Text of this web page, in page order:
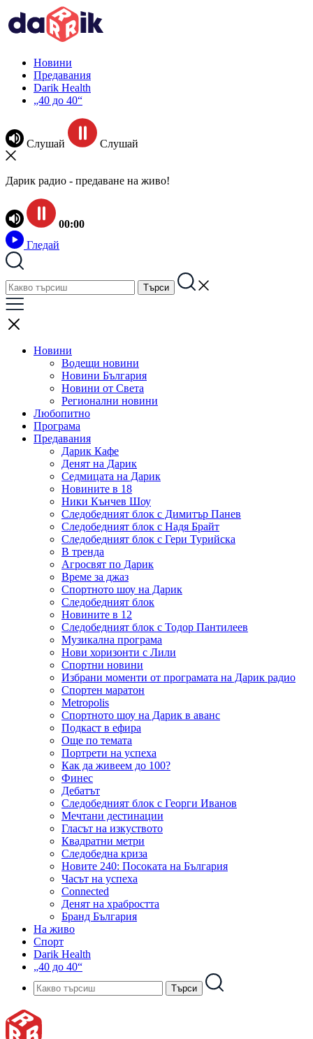
Новини
Предавания
Darik Health
„40 до 40“
Слушай Слушай
Дарик радио - предаване на живо!
00:00
Гледай
Новини
Водещи новини
Новини България
Новини от Света
Регионални новини
Любопитно
Програма
Предавания
Дарик Кафе
Денят на Дарик
Седмицата на Дарик
Новините в 18
Ники Кънчев Шоу
Следобедният блок с Димитър Панев
Следобедният блок с Надя Брайт
Следобедният блок с Гери Турийска
В тренда
Агросвят по Дарик
Време за джаз
Спортното шоу на Дарик
Следобедният блок
Новините в 12
Следобедният блок с Тодор Пантилеев
Музикална програма
Нови хоризонти с Лили
Спортни новини
Избрани моменти от програмата на Дарик радио
Спортен маратон
Metropolis
Спортното шоу на Дарик в аванс
Подкаст в ефира
Още по темата
Портрети на успеха
Как да живеем до 100?
Финес
Дебатът
Следобедният блок с Георги Иванов
Мечтани дестинации
Гласът на изкуството
Квадратни метри
Следобедна криза
Новите 240: Посоката на България
Часът на успеха
Connected
Денят на храбростта
Бранд България
На живо
Спорт
Darik Health
„40 до 40“